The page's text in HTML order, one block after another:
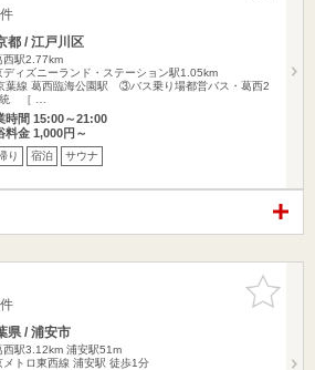
都 / 江戸川区
西駅2.77km
ディズニーランド・ステーション駅1.05km
葉線 葛西臨海公園駅 ③バス乗り場都営バス・葛西2
［ …
時間 15:00～21:00
料金 1,000円～
り 宿泊 サウナ
お気に入
りに追加
県 / 浦安市
西駅3.12km 浦安駅51m
メトロ東西線 浦安駅 徒歩1分